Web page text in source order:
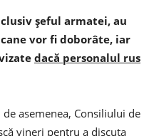
șeful armatei, au
vor fi doborâte, iar
dacă personalul rus
asemenea, Consiliului de
vineri pentru a discuta